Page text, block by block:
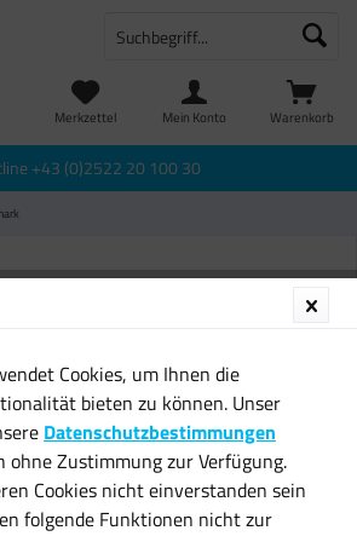
Warenkorb
Merkzettel Mein Konto
+43 (0)2522 20 100 30
Cookies, um Ihnen die
bieten zu können. Unser
Datenschutzbestimmungen
ohne Zustimmung zur Verfügung.
Cookies nicht einverstanden sein
folgende Funktionen nicht zur